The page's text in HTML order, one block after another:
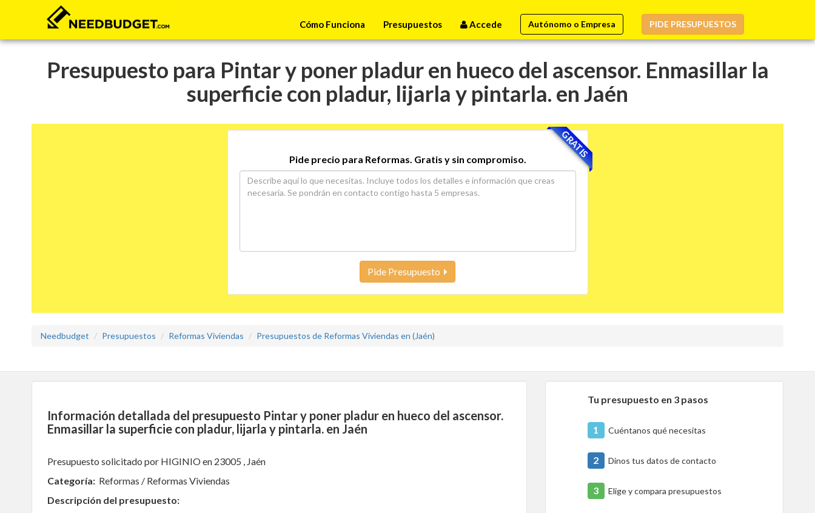
Cómo Funciona Presupuestos Accede Autónomo o Empresa PIDE PRESUPUESTOS
Presupuesto para Pintar y poner pladur en hueco del ascensor. Enmasillar la
superficie con pladur, lijarla y pintarla. en Jaén
GRATIS
Pide precio para Reformas. Gratis y sin compromiso.
Pide Presupuesto
Needbudget Presupuestos Reformas Viviendas Presupuestos de Reformas Viviendas en (Jaén)
Información detallada del presupuesto Pintar y poner pladur en hueco del ascensor.
Enmasillar la superficie con pladur, lijarla y pintarla. en Jaén
Presupuesto solicitado por HIGINIO en 23005 , Jaén
Categoría: Reformas / Reformas Viviendas
Descripción del presupuesto:
Tu presupuesto en 3 pasos
1 Cuéntanos qué necesitas
2 Dinos tus datos de contacto
3 Elige y compara presupuestos